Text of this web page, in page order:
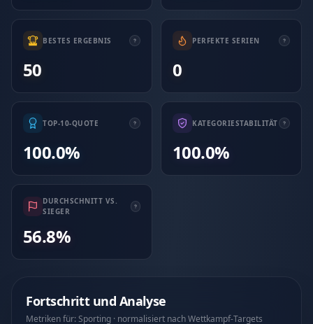
BESTES ERGEBNIS
50
PERFEKTE SERIEN
0
TOP-10-QUOTE
100.0%
KATEGORIESTABILITÄT
100.0%
DURCHSCHNITT VS.
SIEGER
56.8%
Fortschritt und Analyse
Metriken für: Sporting · normalisiert nach Wettkampf-Targets